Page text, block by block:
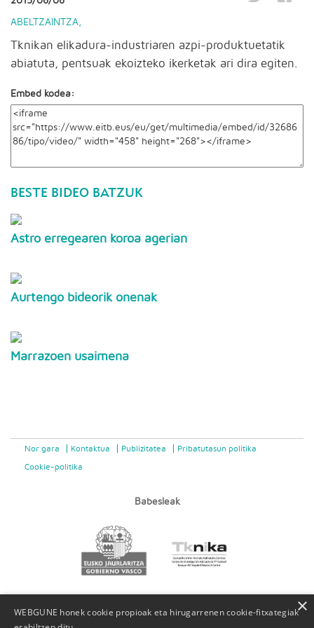
ABELTZAINTZA
Tknikan elikadura-industriaren azpi-produktuetatik
abiatuta, pentsuak ekoizteko ikerketak ari dira egiten.
Embed kodea:
BESTE BIDEO BATZUK
Astro erregearen koroa agerian
Aurtengo bideorik onenak
Marrazoen usaimena
Nor gara Kontaktua Publizitatea Pribatutasun politika
Cookie-politika
Babesleak
WEBGUNE honek cookie propioak eta hirugarrenen cookie-fitxategiak×